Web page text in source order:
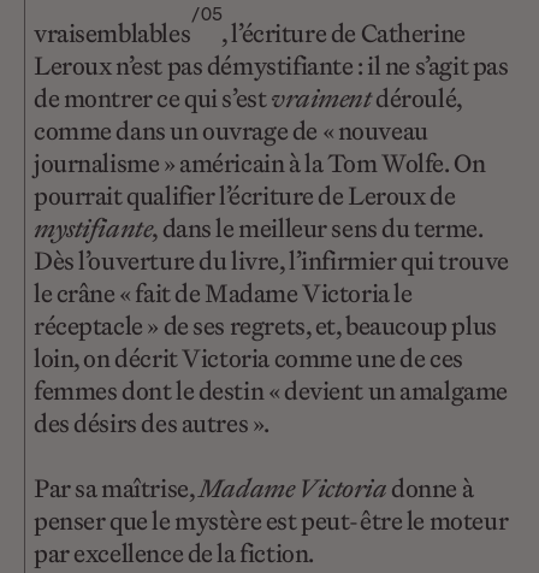
vraisemblables
/05
, l’écriture de Catherine
Leroux n’est pas démystifiante : il ne s’agit pas
de montrer ce qui s’estvraimentdéroulé,
comme dans un ouvrage de « nouveau
journalisme » américain à la Tom Wolfe. On
pourrait qualifier l’écriture de Leroux de
mystifiante, dans le meilleur sens du terme.
Dès l’ouverture du livre, l’infirmier qui trouve
le crâne « fait de Madame Victoria le
réceptacle » de ses regrets, et, beaucoup plus
loin, on décrit Victoria comme une de ces
femmes dont le destin « devient un amalgame
des désirs des autres ».
Par sa maîtrise,Madame Victoriadonne à
penser que le mystère est peut-être le moteur
par excellence de la fiction.